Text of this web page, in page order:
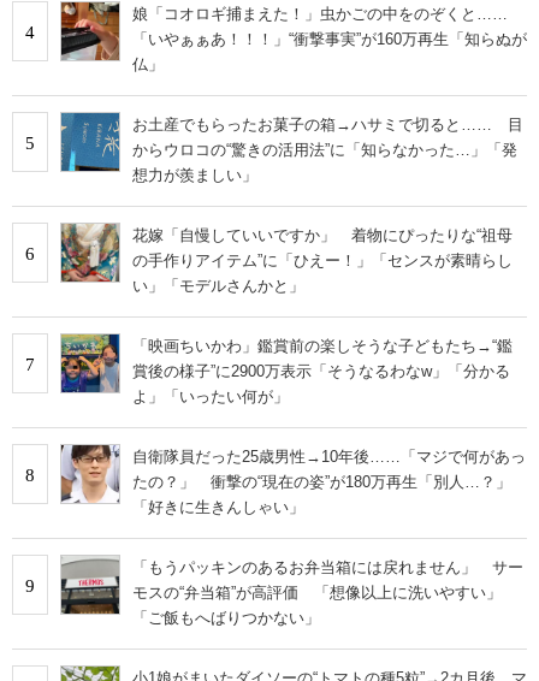
4
娘「コオロギ捕まえた！」虫かごの中をのぞくと……
「いやぁぁあ！！！」“衝撃事実”が160万再生「知らぬが
仏」
5
お土産でもらったお菓子の箱→ハサミで切ると…… 目
からウロコの“驚きの活用法”に「知らなかった…」「発
想力が羨ましい」
6
花嫁「自慢していいですか」 着物にぴったりな“祖母
の手作りアイテム”に「ひえー！」「センスが素晴らし
い」「モデルさんかと」
7
「映画ちいかわ」鑑賞前の楽しそうな子どもたち→“鑑
賞後の様子”に2900万表示「そうなるわなw」「分かる
よ」「いったい何が」
8
自衛隊員だった25歳男性→10年後……「マジで何があっ
たの？」 衝撃の“現在の姿”が180万再生「別人…？」
「好きに生きんしゃい」
9
「もうパッキンのあるお弁当箱には戻れません」 サー
モスの“弁当箱”が高評価 「想像以上に洗いやすい」
「ご飯もへばりつかない」